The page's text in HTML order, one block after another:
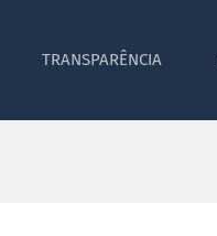
TRANSPARÊNCIA